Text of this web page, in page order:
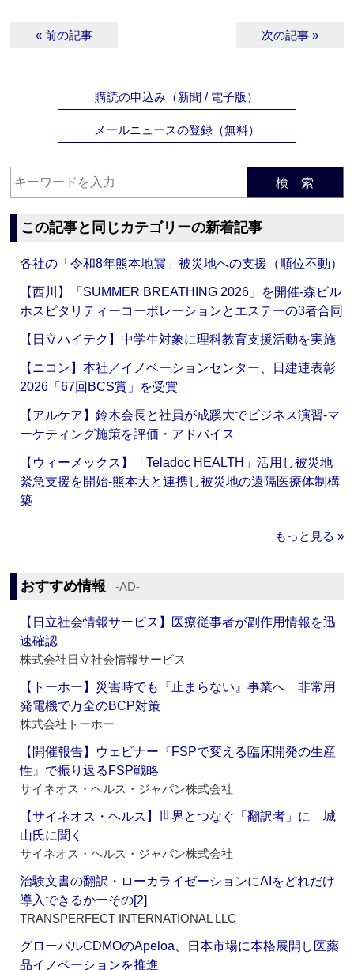
« 前の記事 次の記事 »
購読の申込み（新聞 / 電子版）
メールニュースの登録（無料）
検 索
この記事と同じカテゴリーの新着記事
各社の「令和8年熊本地震」被災地への支援（順位不動）
【西川】「SUMMER BREATHING 2026」を開催‐森ビル
ホスピタリティーコーポレーションとエステーの3者合同
【日立ハイテク】中学生対象に理科教育支援活動を実施
【ニコン】本社／イノベーションセンター、日建連表彰
2026「67回BCS賞」を受賞
【アルケア】鈴木会長と社員が成蹊大でビジネス演習‐マ
ーケティング施策を評価・アドバイス
【ウィーメックス】「Teladoc HEALTH」活用し被災地
緊急支援を開始‐熊本大と連携し被災地の遠隔医療体制構
築
もっと見る »
おすすめ情報 ‐AD‐
【日立社会情報サービス】医療従事者が副作用情報を迅
速確認
株式会社日立社会情報サービス
【トーホー】災害時でも『止まらない』事業へ 非常用
発電機で万全のBCP対策
株式会社トーホー
【開催報告】ウェビナー『FSPで変える臨床開発の生産
性』で振り返るFSP戦略
サイネオス・ヘルス・ジャパン株式会社
【サイネオス・ヘルス】世界とつなぐ「翻訳者」に 城
山氏に聞く
サイネオス・ヘルス・ジャパン株式会社
治験文書の翻訳・ローカライゼーションにAIをどれだけ
導入できるかーその[2]
TRANSPERFECT INTERNATIONAL LLC
グローバルCDMOのApeloa、日本市場に本格展開し医薬
品イノベーションを推進